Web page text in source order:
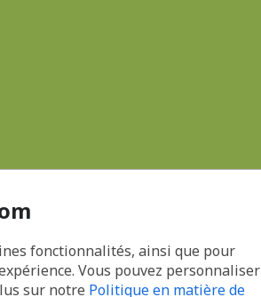
fonctionnalités, ainsi que pour
Vous pouvez personnaliser
sur notre Politique en matière de